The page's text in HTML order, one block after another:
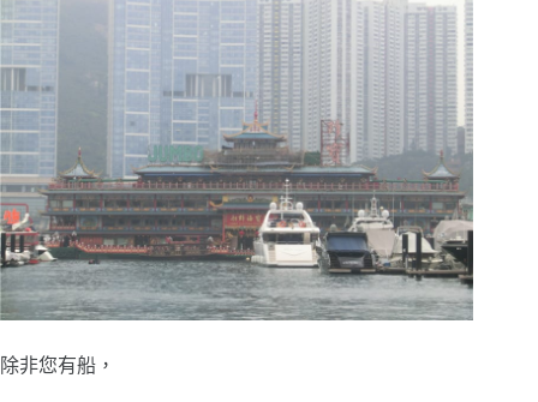
除非您有船，